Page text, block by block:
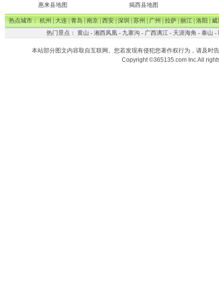
惠来县地图 揭西县地图
热点城市：杭州|大连|青岛|南京|西安|深圳|苏州|广州|拉萨|丽江|洛阳|威
热门景点： 黄山 - 湘西凤凰- 九寨沟 - 广西漓江- 天涯海角 - 泰山 -
本站部分图文内容取自互联网。您若发现有侵犯您著作权行为，请及时
Copyright ©365135.com Inc.All